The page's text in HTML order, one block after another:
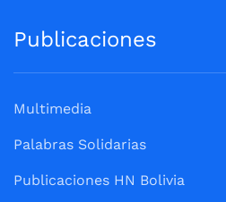
Publicaciones
Multimedia
Palabras Solidarias
Publicaciones HN Bolivia